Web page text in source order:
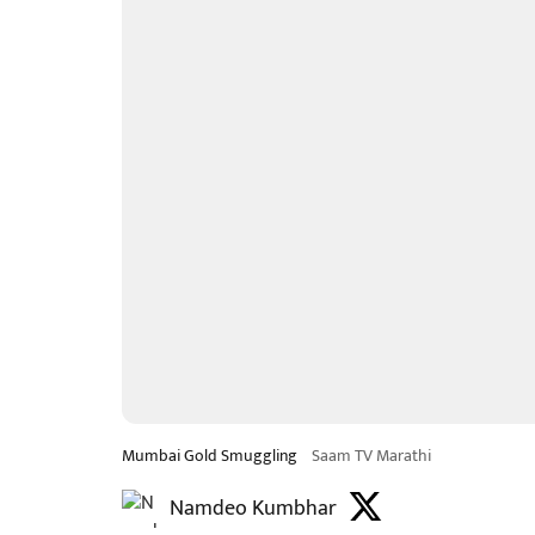
Mumbai Gold Smuggling Saam TV Marathi
Namdeo Kumbhar